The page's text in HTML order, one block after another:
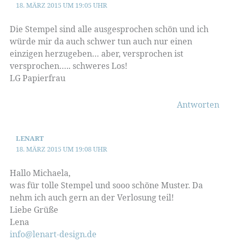
18. MÄRZ 2015 UM 19:05 UHR
Die Stempel sind alle ausgesprochen schön und ich
würde mir da auch schwer tun auch nur einen
einzigen herzugeben… aber, versprochen ist
versprochen….. schweres Los!
LG Papierfrau
Antworten
LENART
18. MÄRZ 2015 UM 19:08 UHR
Hallo Michaela,
was für tolle Stempel und sooo schöne Muster. Da
nehm ich auch gern an der Verlosung teil!
Liebe Grüße
Lena
info@lenart-design.de